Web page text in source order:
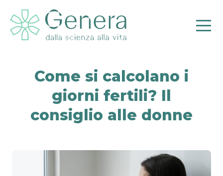
Come si calcolano i
giorni fertili? Il
consiglio alle donne